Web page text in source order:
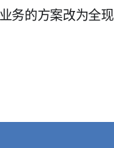
务的方案改为全现